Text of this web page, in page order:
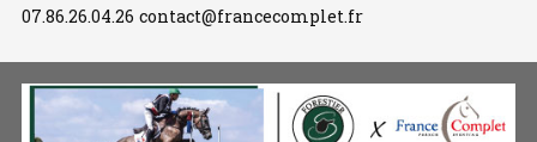
07.86.26.04.26 contact@francecomplet.fr